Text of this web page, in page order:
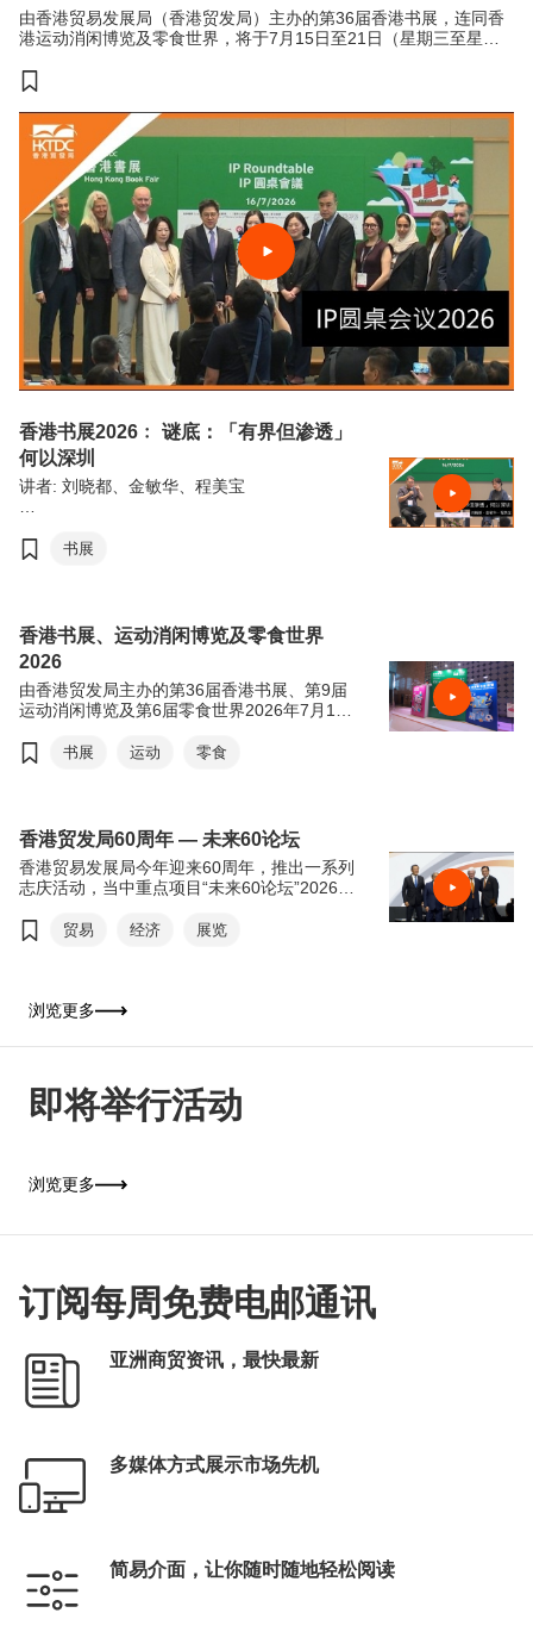
由香港贸易发展局（香港贸发局）主办的第36届香港书展，连同香
港运动消闲博览及零食世界，将于7月15日至21日（星期三至星期
商，来自约30个国家及地区，为入场人士带来集阅读、运动与消闲
香港书展2026﹕ 谜底：「有界但渗透」
何以深圳
讲者: 刘晓都、金敏华、程美宝
届香港书展，连同香港运动消闲博览及零食世
区，为入场人士带来集阅读、运动与消闲于一
体的盛夏旅程。
书展
香港书展、运动消闲博览及零食世界
2026
由香港贸发局主办的第36届香港书展、第9届
运动消闲博览及第6届零食世界2026年7月15
以“从香港阅读世界：文创传承．旅悦人生”，
享，进一步彰显香港作为中外文化艺术交流中
心的独特优势。连同同期举行的运动消闲博览
及零食世界，三展共吸引超过770家参展商参
与，为市民及旅客带来集阅读、运动及美食于
一。
书展 运动 零食
香港贸发局60周年 — 未来60论坛
香港贸易发展局今年迎来60周年，推出一系列
志庆活动，当中重点项目“未来60论坛”2026年
坛”以“回顾与前瞻”为主轴，由贸发局前主席邓
担任论坛嘉宾，并担任主持，共同回顾香港经
程，探讨香港如何在百年变局中继续发挥“超
贸易 经济 展览
浏览更多
即将举行活动
浏览更多
订阅每周免费电邮通讯
亚洲商贸资讯，最快最新
多媒体方式展示市场先机
简易介面，让你随时随地轻松阅读